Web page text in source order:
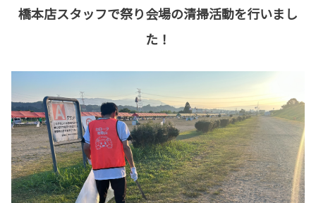
橋本店スタッフで祭り会場の清掃活動を行いまし
た！